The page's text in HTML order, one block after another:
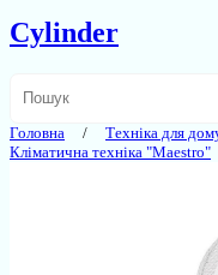
Cylinder
Головна Техніка для
Кліматична техніка "Maestro"